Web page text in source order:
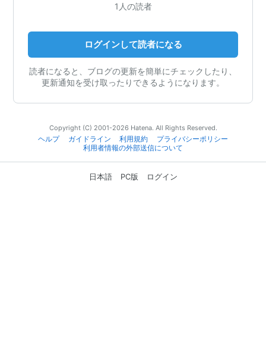
1人の読者
ログインして読者になる
読者になると、ブログの更新を簡単にチェックしたり、
更新通知を受け取ったりできるようになります。
Copyright (C) 2001-2026 Hatena. All Rights Reserved.
ヘルプ
ガイドライン 利用規約
プライバシーポリシー
利用者情報の外部送信について
日本語 PC版 ログイン